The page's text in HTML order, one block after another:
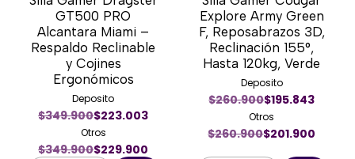
-34%GT500 PRO
Alcantara Miami –
Respaldo Reclinable
y Cojines
Ergonómicos
Deposito
$349.900$223.003
Otros
$349.900$229.900
-23%
Explore Army Green
F, Reposabrazos 3D,
Reclinación 155°,
Hasta 120kg, Verde
Deposito
$260.900$195.843
Otros
$260.900$201.900